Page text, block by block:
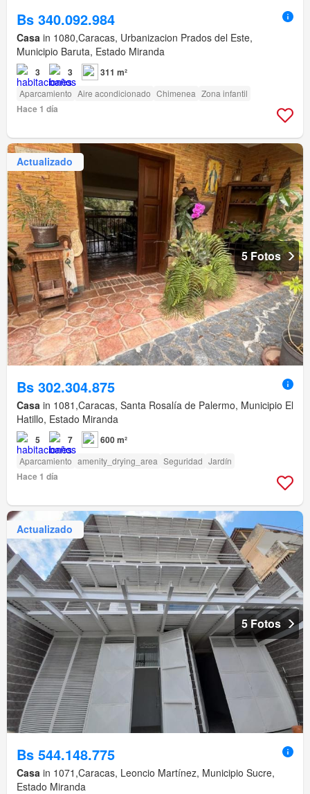
Bs 340.092.984
Casa in 1080,Caracas, Urbanizacion Prados del Este,
Municipio Baruta, Estado Miranda
3 3 311 m²
Aparcamiento Aire acondicionado Chimenea Zona infantil
Hace 1 día
Actualizado
5 Fotos
Bs 302.304.875
Casa in 1081,Caracas, Santa Rosalía de Palermo, Municipio El
Hatillo, Estado Miranda
5 7 600 m²
Aparcamiento amenity_drying_area Seguridad Jardín
Hace 1 día
Actualizado
5 Fotos
Bs 544.148.775
Casa in 1071,Caracas, Leoncio Martínez, Municipio Sucre,
Estado Miranda